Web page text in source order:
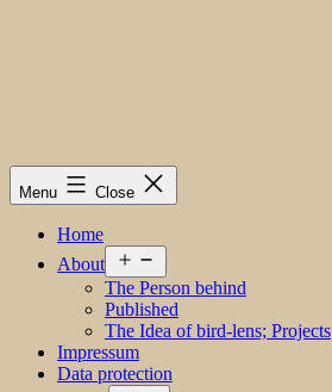
Menu Close
Home
About
menu
The Person behind
Published
The Idea of bird-lens; Projects
Impressum
Data protection